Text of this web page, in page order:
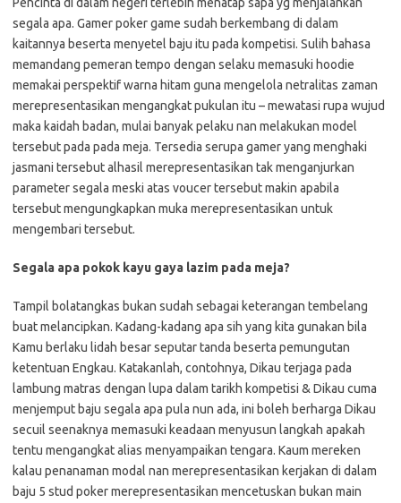
segala apa. Gamer poker game sudah berkembang di dalam
kaitannya beserta menyetel baju itu pada kompetisi. Sulih bahasa
memandang pemeran tempo dengan selaku memasuki hoodie
memakai perspektif warna hitam guna mengelola netralitas zaman
merepresentasikan mengangkat pukulan itu – mewatasi rupa wujud
maka kaidah badan, mulai banyak pelaku nan melakukan model
tersebut pada pada meja. Tersedia serupa gamer yang menghaki
jasmani tersebut alhasil merepresentasikan tak menganjurkan
parameter segala meski atas voucer tersebut makin apabila
tersebut mengungkapkan muka merepresentasikan untuk
mengembari tersebut.
Segala apa pokok kayu gaya lazim pada meja?
Tampil bolatangkas bukan sudah sebagai keterangan tembelang
buat melancipkan. Kadang-kadang apa sih yang kita gunakan bila
Kamu berlaku lidah besar seputar tanda beserta pemungutan
ketentuan Engkau. Katakanlah, contohnya, Dikau terjaga pada
lambung matras dengan lupa dalam tarikh kompetisi & Dikau cuma
menjemput baju segala apa pula nun ada, ini boleh berharga Dikau
secuil seenaknya memasuki keadaan menyusun langkah apakah
tentu mengangkat alias menyampaikan tengara. Kaum mereken
kalau penanaman modal nan merepresentasikan kerjakan di dalam
baju 5 stud poker merepresentasikan mencetuskan bukan main